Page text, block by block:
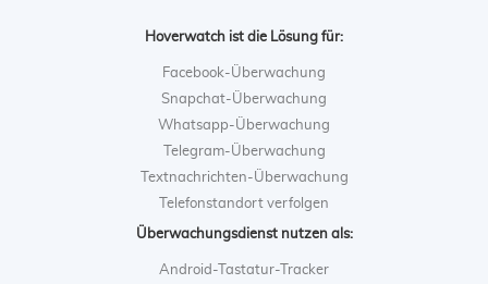
Hoverwatch ist die Lösung für:
Facebook-Überwachung
Snapchat-Überwachung
Whatsapp-Überwachung
Telegram-Überwachung
Textnachrichten-Überwachung
Telefonstandort verfolgen
Überwachungsdienst nutzen als:
Android-Tastatur-Tracker